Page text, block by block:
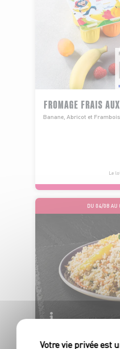
FROMAGE FRAIS
Banane, Abricot et
Le
DU 04/08 AU
TABOULÉ AUX